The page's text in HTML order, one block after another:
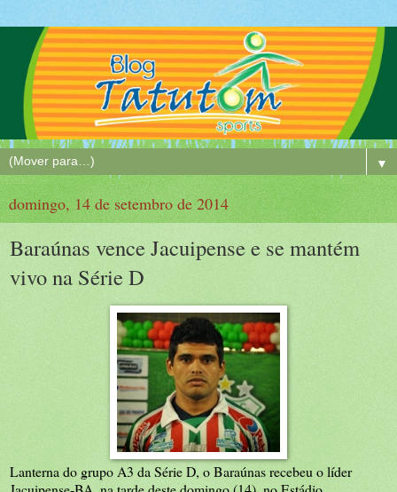
▼
domingo, 14 de setembro de 2014
Baraúnas vence Jacuipense e se mantém
vivo na Série D
Lanterna do grupo A3 da Série D, o Baraúnas recebeu o líder